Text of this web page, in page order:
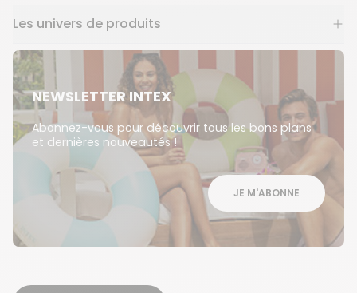
Les univers de produits
NEWSLETTER INTEX
Abonnez-vous pour découvrir tous les bons plans
et dernières nouveautés !
JE M'ABONNE